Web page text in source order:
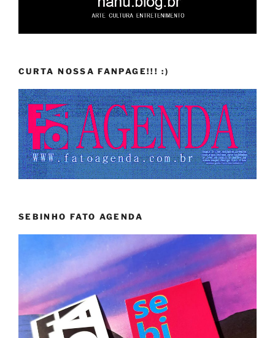
CURTA NOSSA FANPAGE!!! :)
SEBINHO FATO AGENDA